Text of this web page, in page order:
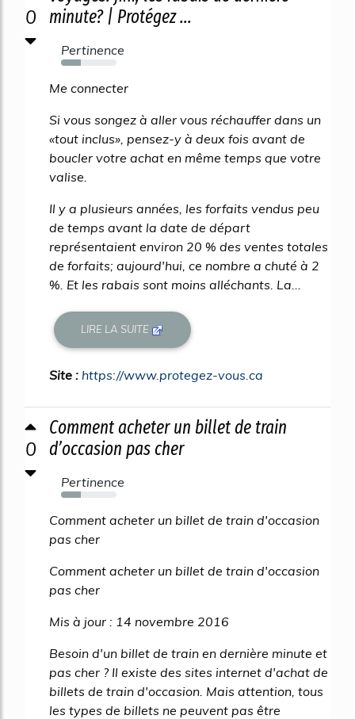
0
minute? | Protégez ...
Pertinence
35%
Me connecter
Si vous songez à aller vous réchauffer dans un
«tout inclus», pensez-y à deux fois avant de
boucler votre achat en même temps que votre
valise.
Il y a plusieurs années, les forfaits vendus peu
de temps avant la date de départ
représentaient environ 20 % des ventes totales
de forfaits; aujourd'hui, ce nombre a chuté à 2
%. Et les rabais sont moins alléchants. La...
LIRE LA SUITE
Site : https://www.protegez-vous.ca
0
Comment acheter un billet de train
d’occasion pas cher
Pertinence
35%
Comment acheter un billet de train d'occasion
pas cher
Comment acheter un billet de train d'occasion
pas cher
Mis à jour : 14 novembre 2016
Besoin d'un billet de train en dernière minute et
pas cher ? Il existe des sites internet d'achat de
billets de train d'occasion. Mais attention, tous
les types de billets ne peuvent pas être